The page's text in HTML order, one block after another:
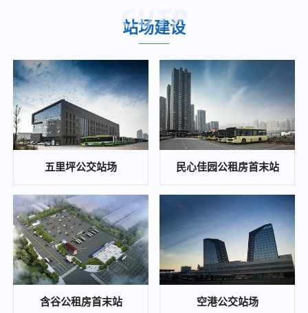
2025-02-24
重庆城市综合交通枢纽(集团)有限公司 大竹林站TOD项目施工图审查比选公告
2025-02-22
陈庹路综合大楼空置房屋招租公告
2025-01-21
招标公告曹家湾公交站场项目施工招标公告
2024-11-22
重庆东站片区次支路网项目黄明路燃气管道改造工程安全评估 比选公告
2024-11-22
站场建设
五里坪公交站场 民心佳园公租房首末站
含谷公租房首末站 空港公交站场